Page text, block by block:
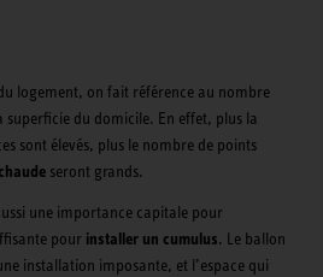
logement, on fait référence au nombre
superficie du domicile. En effet, plus la
sont élevés, plus le nombre de points
seront grands.
une importance capitale pour
pour installer un cumulus. Le ballon
installation imposante, et l’espace qui